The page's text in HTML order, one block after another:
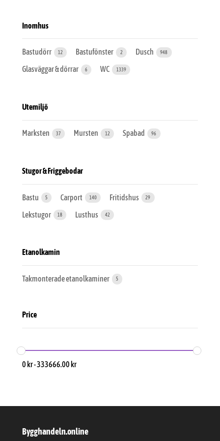
Inomhus
Bastudörr 12 Bastufönster 2 Dusch 948
Glasväggar & dörrar 6 WC 1339
Utemiljö
Marksten 37 Mursten 12 Spabad 96
Stugor & Friggebodar
Bastu 5 Carport 140 Fritidshus 29
Lekstugor 18 Lusthus 42
Etanolkamin
Takmonterade etanolkaminer 5
Price
0 kr-333666.00 kr
Bygghandeln.online